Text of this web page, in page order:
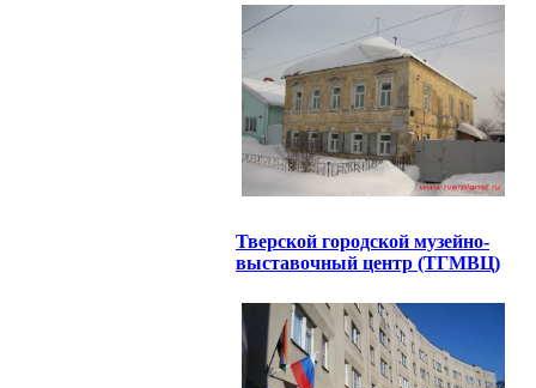
Тверской городской музейно-
выставочный центр (ТГМВЦ)